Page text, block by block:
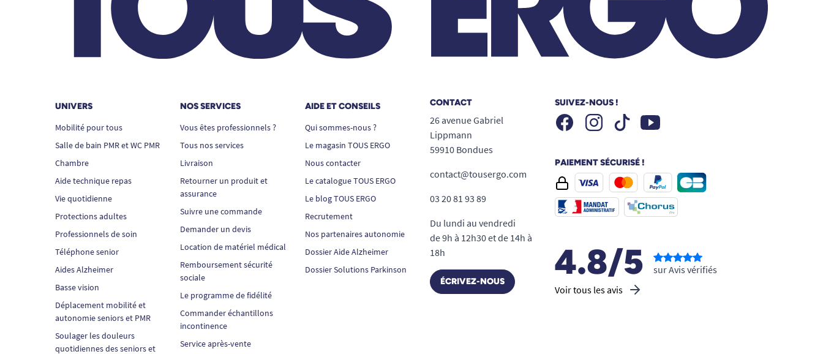
UNIVERS
Mobilité pour tous
Salle de bain PMR et WC PMR
Chambre
Aide technique repas
Vie quotidienne
Protections adultes
Professionnels de soin
Téléphone senior
Aides Alzheimer
Basse vision
Déplacement mobilité et
autonomie seniors et PMR
Soulager les douleurs
quotidiennes des seniors et
NOS SERVICES
Vous êtes professionnels ?
Tous nos services
Livraison
Retourner un produit et
assurance
Suivre une commande
Demander un devis
Location de matériel médical
Remboursement sécurité
sociale
Le programme de fidélité
Commander échantillons
incontinence
Service après-vente
AIDE ET CONSEILS
Qui sommes-nous ?
Le magasin TOUS ERGO
Nous contacter
Le catalogue TOUS ERGO
Le blog TOUS ERGO
Recrutement
Nos partenaires autonomie
Dossier Aide Alzheimer
Dossier Solutions Parkinson
CONTACT
26 avenue Gabriel
Lippmann
59910 Bondues
contact@tousergo.com
03 20 81 93 89
Du lundi au vendredi
de 9h à 12h30 et de 14h à
18h
ÉCRIVEZ-NOUS
SUIVEZ-NOUS !
FacebookInstagramTiktok Youtube
PAIEMENT SÉCURISÉ !
4.8/5
Voir tous les avis
sur Avis vérifiés